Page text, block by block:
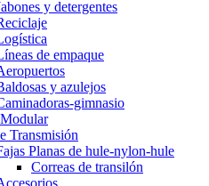
y detergentes
de empaque
y azulejos
gimnasio
Transmisión
Planas de hule-nylon-hule
Correas de transilón